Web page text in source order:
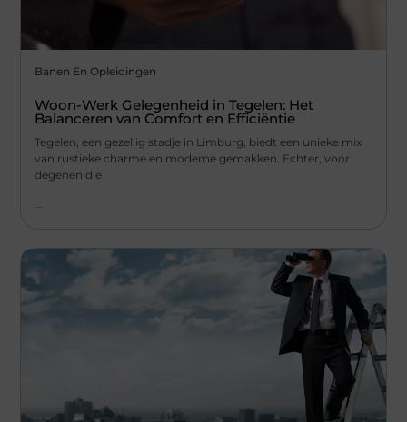
Banen En Opleidingen
Woon-Werk Gelegenheid in Tegelen: Het
Balanceren van Comfort en Efficiëntie
Tegelen, een gezellig stadje in Limburg, biedt een unieke mix
van rustieke charme en moderne gemakken. Echter, voor
degenen die
...